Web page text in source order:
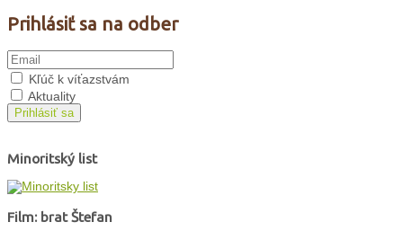
Prihlásiť sa na odber
Kľúč k víťazstvám
Aktuality
Prihlásiť sa
Minoritský list
Film: brat Štefan